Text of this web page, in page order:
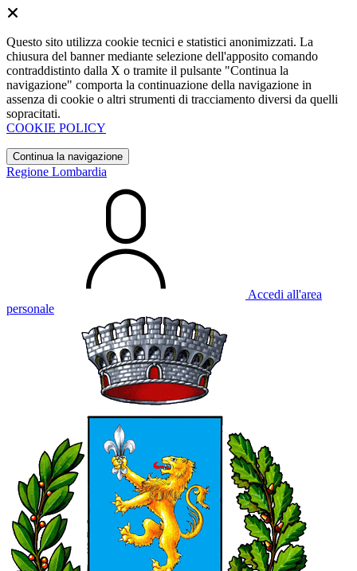
Questo sito utilizza cookie tecnici e statistici anonimizzati. La
chiusura del banner mediante selezione dell'apposito comando
contraddistinto dalla X o tramite il pulsante "Continua la
navigazione" comporta la continuazione della navigazione in
assenza di cookie o altri strumenti di tracciamento diversi da quelli
sopracitati.
COOKIE POLICY
Continua la navigazione
Regione Lombardia
Accedi all'area
personale